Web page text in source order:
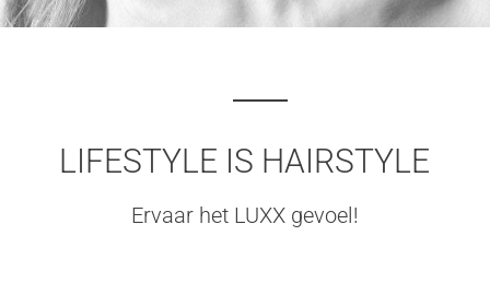
LIFESTYLE IS HAIRSTYLE
Ervaar het LUXX gevoel!